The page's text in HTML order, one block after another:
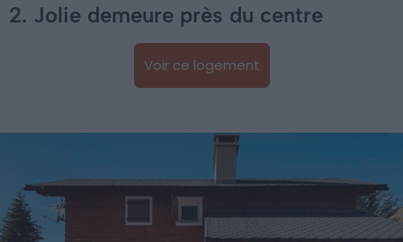
2. Jolie demeure près du centre
Voir ce logement